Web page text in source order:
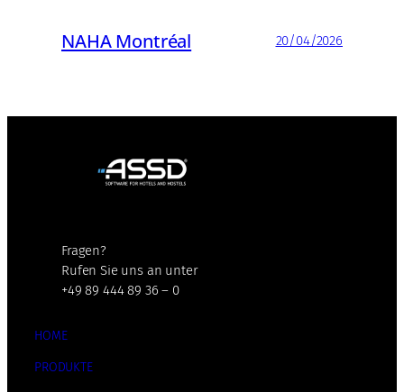
NAHA Montréal 20/04/2026
Fragen?
Rufen Sie uns an unter
+49 89 444 89 36 – 0
HOME
PRODUKTE